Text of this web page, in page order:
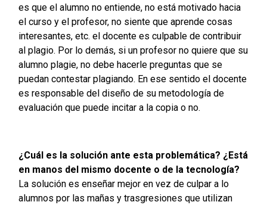
es que el alumno no entiende, no está motivado hacia
el curso y el profesor, no siente que aprende cosas
interesantes, etc. el docente es culpable de contribuir
al plagio. Por lo demás, si un profesor no quiere que su
alumno plagie, no debe hacerle preguntas que se
puedan contestar plagiando. En ese sentido el docente
es responsable del diseño de su metodología de
evaluación que puede incitar a la copia o no.
¿Cuál es la solución ante esta problemática? ¿Está
en manos del mismo docente o de la tecnología?
La solución es enseñar mejor en vez de culpar a lo
alumnos por las mañas y trasgresiones que utilizan